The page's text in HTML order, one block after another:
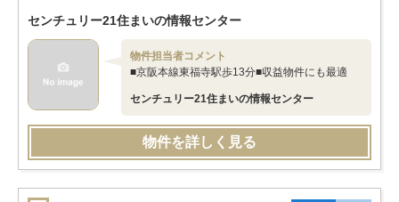
センチュリー21住まいの情報センター
物件担当者コメント
■京阪本線東福寺駅歩13分■収益物件にも最適
センチュリー21住まいの情報センター
物件を詳しく見る